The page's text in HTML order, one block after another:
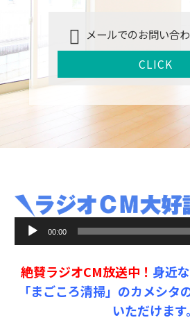
メールでのお問い合
CLICK
レ
00:00
絶賛ラジオCM放送中！ 身近
「まごころ清掃」のカメシタ
いただけます。